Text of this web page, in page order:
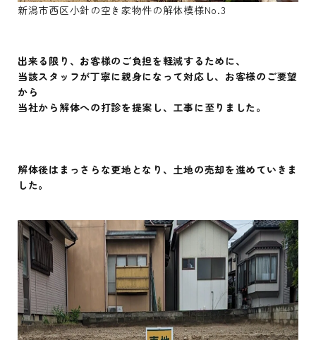
新潟市西区小針の空き家物件の解体模様No.3
出来る限り、お客様のご負担を軽減するために、
当該スタッフが丁寧に親身になって対応し、お客様のご要望
から
当社から解体への打診を提案し、工事に至りました。
解体後はまっさらな更地となり、土地の売却を進めていきま
した。